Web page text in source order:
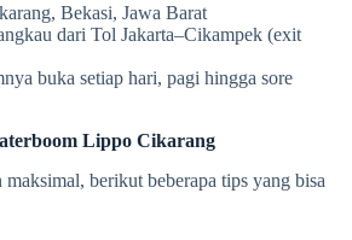
Bekasi, Jawa Barat
dari Tol Jakarta–Cikampek (exit
buka setiap hari, pagi hingga sore
Lippo Cikarang
berikut beberapa tips yang bisa